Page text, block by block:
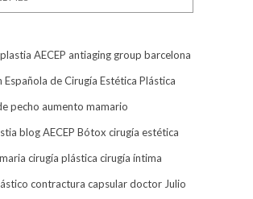
AECEP antiaging group barcelona
Española de Cirugía Estética Plástica
pecho aumento mamario
blog AECEP Bótox cirugía estética
cirugía plástica cirugía íntima
contractura capsulardoctor Julio